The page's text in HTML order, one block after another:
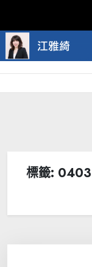
Skip
to
content
標籤: 0403